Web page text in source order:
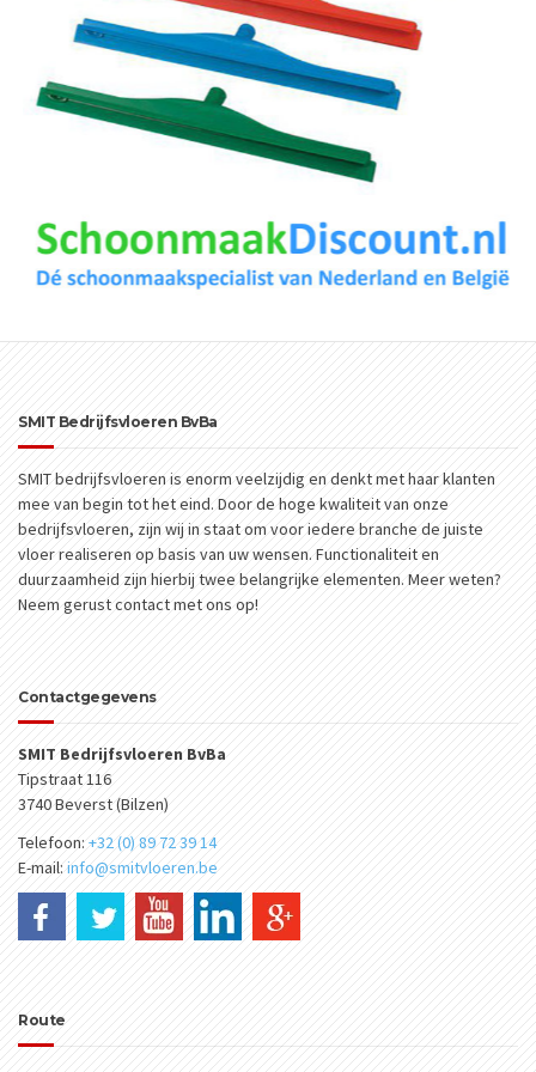
SMIT Bedrijfsvloeren BvBa
SMIT bedrijfsvloeren is enorm veelzijdig en denkt met haar klanten
mee van begin tot het eind. Door de hoge kwaliteit van onze
bedrijfsvloeren, zijn wij in staat om voor iedere branche de juiste
vloer realiseren op basis van uw wensen. Functionaliteit en
duurzaamheid zijn hierbij twee belangrijke elementen. Meer weten?
Neem gerust contact met ons op!
Contactgegevens
SMIT Bedrijfsvloeren BvBa
Tipstraat 116
3740 Beverst (Bilzen)
Telefoon: +32 (0) 89 72 39 14
E-mail: info@smitvloeren.be
Route